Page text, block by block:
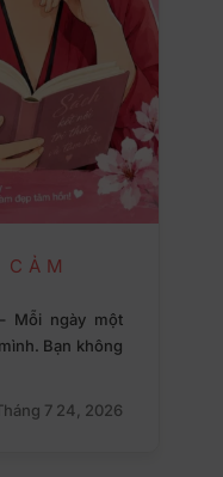
Mỗi ngày một
Bạn không
7 24, 2026